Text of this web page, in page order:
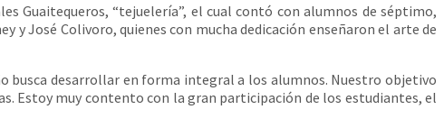
“tejuelería”, el cual contó con alumnos de séptimo,
y José Colivoro, quienes con mucha dedicación enseñaron el arte de
desarrollar en forma integral a los alumnos. Nuestro objetivo
Estoy muy contento con la gran participación de los estudiantes, el